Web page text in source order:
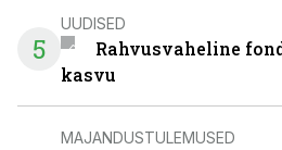
5
UUDISED
Rahvusvaheline
kasvu
MAJANDUSTULEMUSED